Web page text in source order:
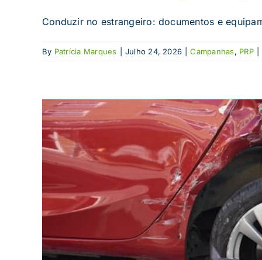
Conduzir no estrangeiro: documentos e
By Patrícia Marques Julho 24, 2026 Campanhas, PRP